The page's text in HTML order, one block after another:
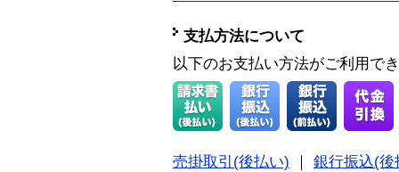
支払方法について
以下のお支払い方法がご利用で
売掛取引(後払い)
銀行振込(後